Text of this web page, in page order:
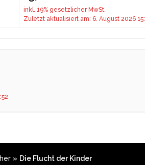
inkl. 19% gesetzlicher MwSt.
Zuletzt aktualisiert am: 6. August 2026
» Die Flucht der Kinder